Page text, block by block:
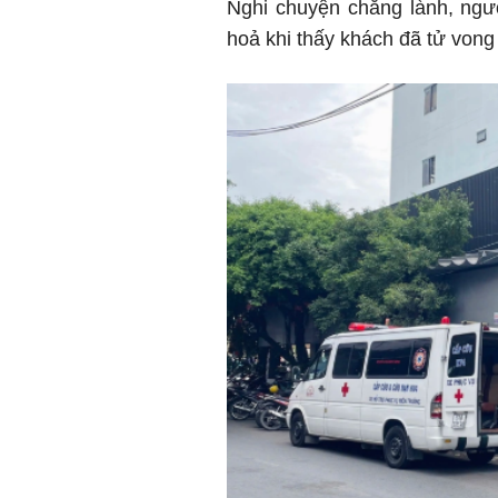
Nghi chuyện chẳng lành,
hoả khi thấy khách đã tử